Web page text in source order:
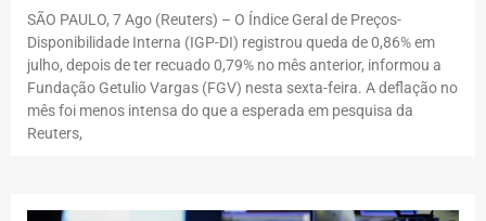
SÃO PAULO, 7 Ago (Reuters) – O Índice Geral de Preços-
Disponibilidade Interna (IGP-DI) registrou queda de 0,86% em
julho, depois de ter recuado 0,79% no mês anterior, informou a
Fundação Getulio Vargas (FGV) nesta sexta-feira. A deflação no
mês foi menos intensa do que a esperada em pesquisa da
Reuters,